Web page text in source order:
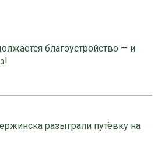
благоустройство — и
разыграли путёвку на